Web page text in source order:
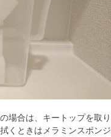
場合は、キートップを取り
くときはメラミンスポンジ